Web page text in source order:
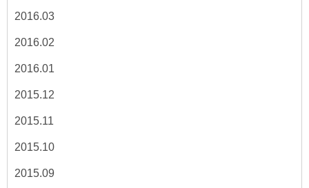
2016.03
2016.02
2016.01
2015.12
2015.11
2015.10
2015.09